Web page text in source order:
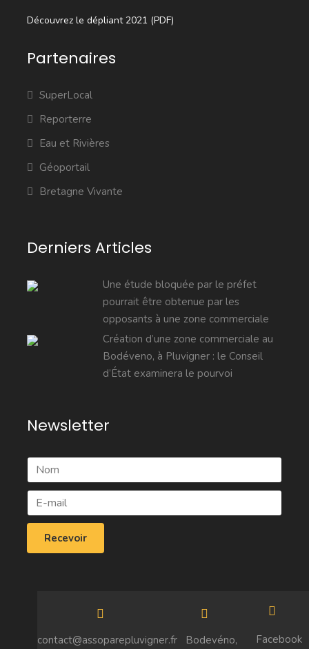
Découvrez le dépliant 2021 (PDF)
Partenaires
SuperLocal
Reporterre
Eau et Rivières
Géoportail
Bretagne Vivante
Derniers Articles
Une étude bloquée par le préfet
pourrait être obtenue par les
opposants à une zone commerciale
Création d’une zone commerciale au
Bodéveno, à Pluvigner : le Conseil
d’État examinera le pourvoi
Newsletter
contact@assoparepluvigner.fr Bodevéno, Facebook